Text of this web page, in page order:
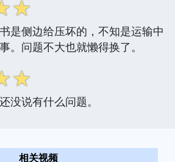
☆
是侧边给压坏的，不知是运输中
。问题不大也就懒得换了。
☆
没说有什么问题。
相关视频